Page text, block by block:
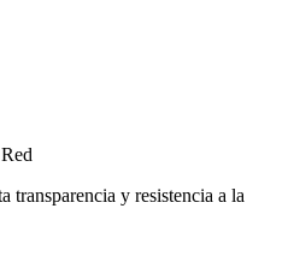
transparencia y resistencia a la